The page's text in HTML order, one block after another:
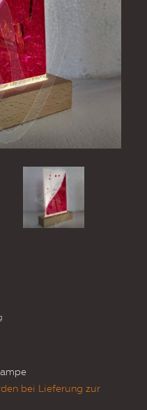
bei Lieferung zur